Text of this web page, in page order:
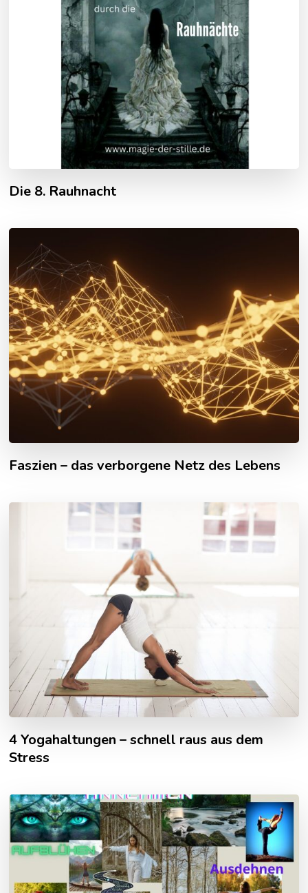
Die 8. Rauhnacht
Faszien – das verborgene Netz des Lebens
4 Yogahaltungen – schnell raus aus dem
Stress